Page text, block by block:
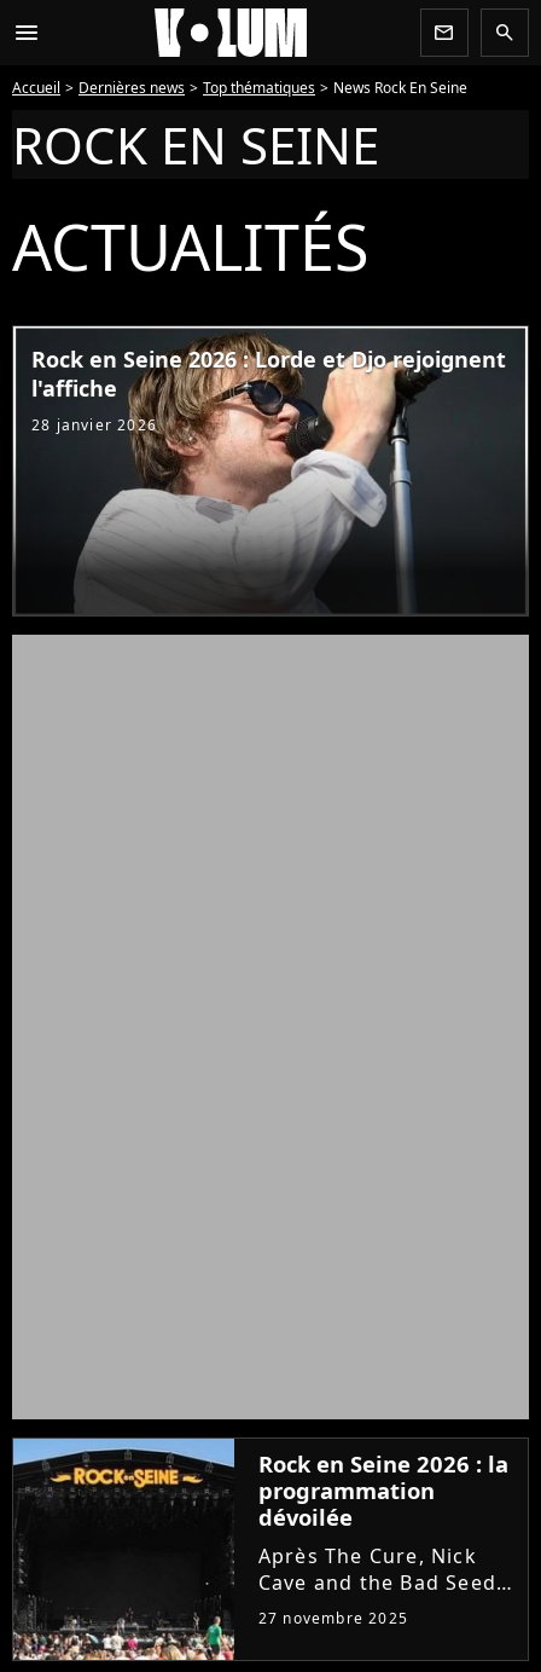
menu newsletter search
Accueil Dernières news Top thématiques News Rock En Seine
ROCK EN SEINE
ACTUALITÉS
Rock en Seine 2026 : Lorde et Djo rejoignent
l'affiche
28 janvier 2026
Rock en Seine 2026 : la
programmation
dévoilée
Après The Cure, Nick
Cave and the Bad Seeds
et Tyler, the Creator,
la suite de sa
27 novembre 2025